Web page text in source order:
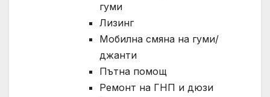
гуми
Лизинг
Мобилна смяна на гуми/
джанти
Пътна помощ
Ремонт на ГНП и дюзи